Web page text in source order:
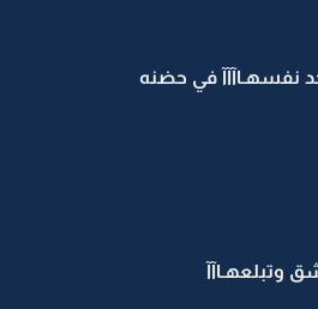
نفسهـاآآآ في حضنه
وتبلعهـاآآ